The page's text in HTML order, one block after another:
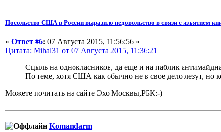
Посольство США в России выразило недовольство в связи с изъятием
« Ответ #6: 07 Августа 2015, 11:56:56 »
Цитата: Mihal31 от 07 Августа 2015, 11:36:21
Сцыль на однокласников, да еще и на паблик
По теме, хотя США как обычно не в свое дело лезут, но
Можете почитать на сайте Эхо Москвы,РБК:-)
Komandarm